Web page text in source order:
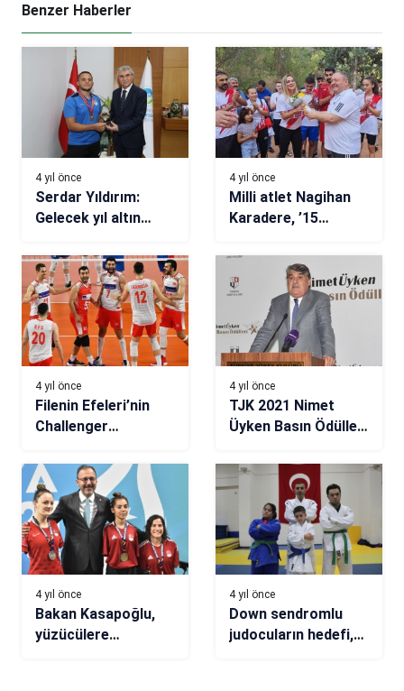
Benzer Haberler
4 yıl önce
Serdar Yıldırım:
Gelecek yıl altın
vereceğim
4 yıl önce
Milli atlet Nagihan
Karadere, ’15
Koşusu’na katıldı
4 yıl önce
Filenin Efeleri’nin
Challenger
rakibi Katar
4 yıl önce
TJK 2021 Nimet
Üyken Basın Ödülleri
4 yıl önce
Bakan Kasapoğlu,
yüzücülere
4 yıl önce
Down sendromlu
judocuların hedefi,